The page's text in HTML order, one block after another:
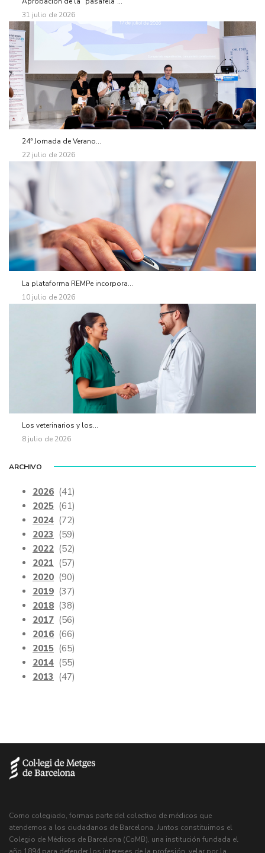
31 julio de 2026
24ª Jornada de Verano...
22 julio de 2026
La plataforma REMPe incorpora...
10 julio de 2026
Los veterinarios y los...
8 julio de 2026
ARCHIVO
2026 (41)
2025 (61)
2024 (72)
2023 (59)
2022 (52)
2021 (57)
2020 (90)
2019 (37)
2018 (38)
2017 (56)
2016 (66)
2015 (65)
2014 (55)
2013 (47)
Como colegiado, formas parte del colectivo de médicos que
atendemos a los ciudadanos de Barcelona. Juntos constituimos el
Colegio de Médicos de Barcelona (CoMB), una institución fundada el